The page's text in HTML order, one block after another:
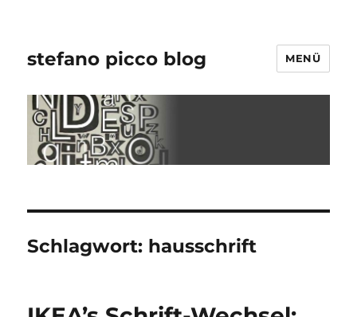
stefano picco blog MENÜ
Schlagwort: hausschrift